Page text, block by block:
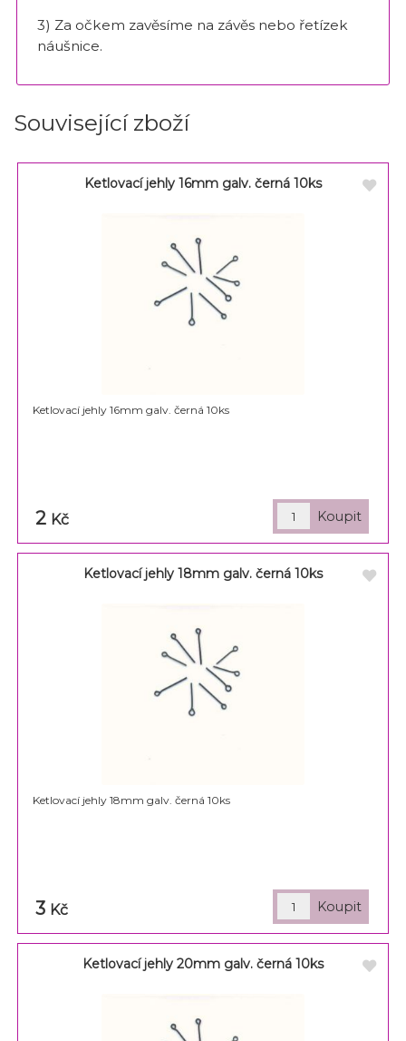
3) Za očkem zavěsíme na závěs nebo řetízek
náušnice.
Související zboží
Ketlovací jehly 16mm galv. černá 10ks
Ketlovací jehly 16mm galv. černá 10ks
2 Kč
Ketlovací jehly 18mm galv. černá 10ks
Ketlovací jehly 18mm galv. černá 10ks
3 Kč
Ketlovací jehly 20mm galv. černá 10ks